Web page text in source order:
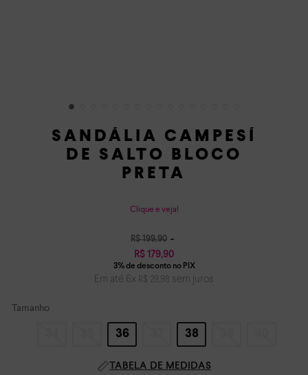
SANDÁLIA CAMPESÍ
DE SALTO BLOCO
PRETA
Clique e veja!
R$ 199,90
R$ 179,90
Em até 6x R$ 29,98 sem juros
Tamanho
36 38
TABELA DE MEDIDAS